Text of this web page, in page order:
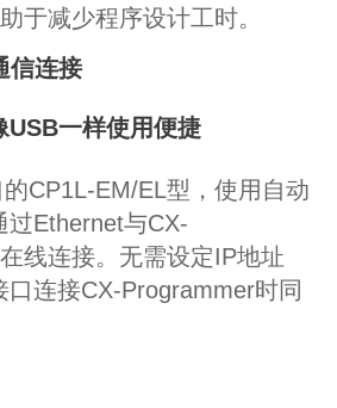
于减少程序设计工时。
信连接
USB一样使用便捷
CP1L-EM/EL型，使用自动
过Ethernet与CX-
线连接。无需设定IP地址
口连接CX-Programmer时同